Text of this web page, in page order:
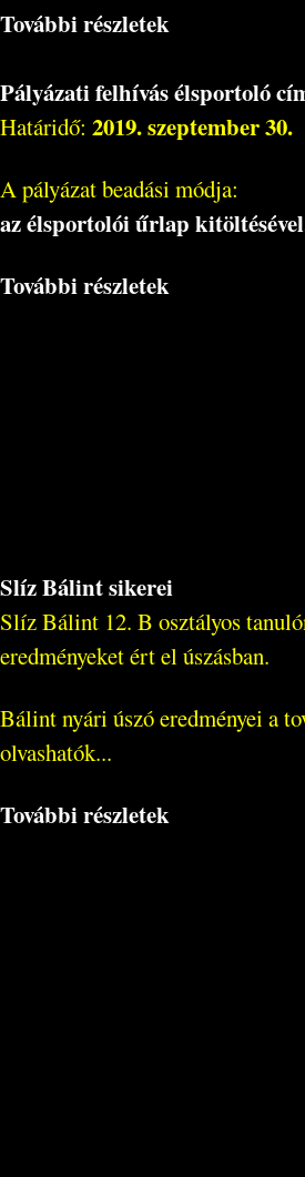
További részletek
Pályázati felhívás élsportoló
Határidő: 2019. szeptember 30.
A pályázat beadási módja:
az élsportolói űrlap
További részletek
Slíz Bálint sikerei
Slíz Bálint 12. B osztályos
eredményeket ért el úszásban.
Bálint nyári úszó eredményei a
olvashatók...
További részletek